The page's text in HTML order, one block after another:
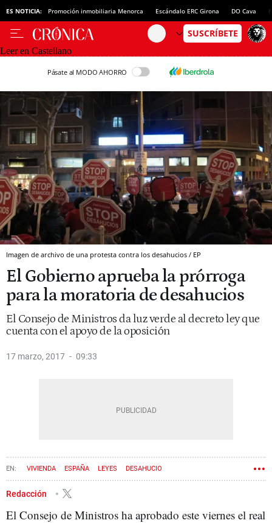
ES NOTICIA: Promoción inmobiliaria Menorca Escándalo ERC Girona DO Cava
Leer en Castellano
Pásate al MODO AHORRO
Imagen de archivo de una protesta contra los desahucios / EP
El Gobierno aprueba la prórroga
para la moratoria de desahucios
El Consejo de Ministros da luz verde al decreto ley que
cuenta con el apoyo de la oposición
17 marzo, 2017 09:33
VIVIENDA ESPAÑA LEYES DESAHUCIO
CONSEJO DE MINISTROS
Redacción
El Consejo de Ministros ha aprobado este viernes el real